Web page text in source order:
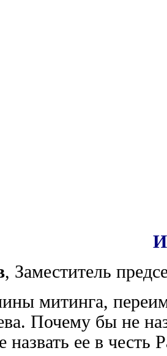
, Заместитель
митинга,
Почему бы не
ее в